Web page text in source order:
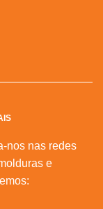
nos nas redes
e